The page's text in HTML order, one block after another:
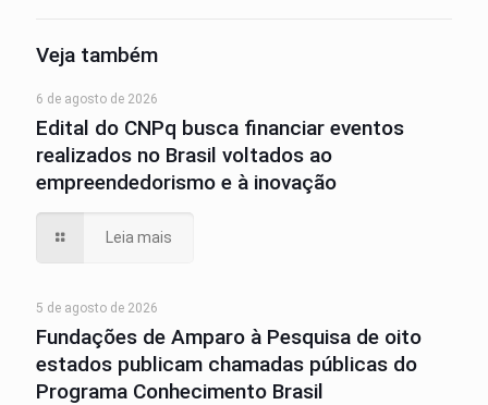
Veja também
6 de agosto de 2026
Edital do CNPq busca financiar eventos
realizados no Brasil voltados ao
empreendedorismo e à inovação
Leia mais
5 de agosto de 2026
Fundações de Amparo à Pesquisa de oito
estados publicam chamadas públicas do
Programa Conhecimento Brasil